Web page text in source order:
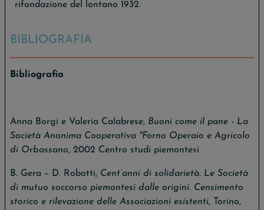
rifondazione del lontano 1932.
BIBLIOGRAFIA
Bibliografia
Anna Borgi e Valeria Calabrese, Buoni come il pane - La
Società Anonima Cooperativa "Forno Operaio e Agricolo
di Orbassano, 2002 Centro studi piemontesi
B. Gera – D. Robotti, Cent’anni di solidarietà. Le Società
di mutuo soccorso piemontesi dalle origini. Censimento
storico e rilevazione delle Associazioni esistenti, Torino,